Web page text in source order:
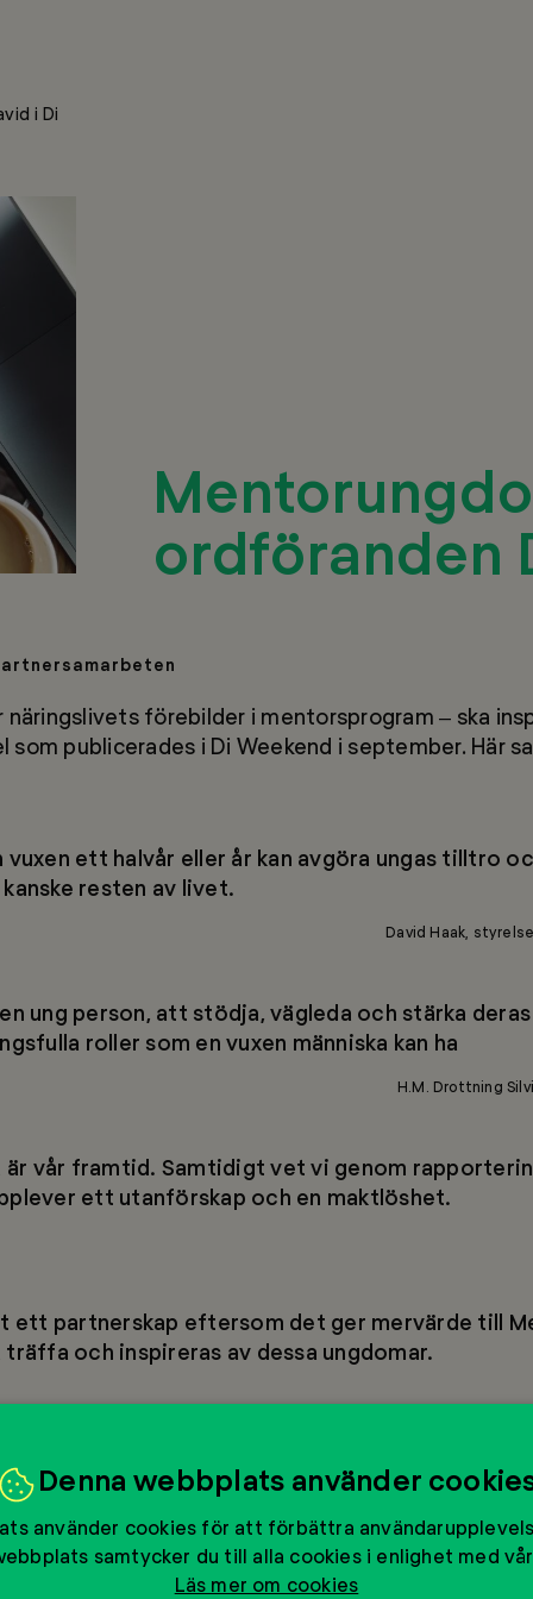
i Di
ordföranden
näringslivets förebilder i mentorsprogram – ska
som publicerades i Di Weekend i september. Här
ett halvår eller år kan avgöra ungas tilltro
resten av livet.
David Haak,
ung person, att stödja, vägleda och stärka deras
roller som en vuxen människa kan ha
H.M. Drottning
är vår framtid. Samtidigt vet vi genom
ett utanförskap och en maktlöshet.
ett partnerskap eftersom det ger mervärde till
och inspireras av dessa ungdomar.
som vi måste ta större ansvar för att förbättra
många fler företag engagera sig mer och
Denna webbplats använder
använder cookies för att förbättra
samtycker du till alla cookies i enlighet med
Läs mer om cookies